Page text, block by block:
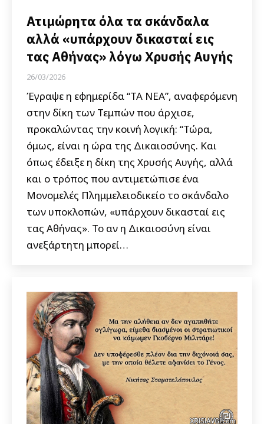
Ατιμώρητα όλα τα σκάνδαλα
αλλά «υπάρχουν δικασταί εις
τας Αθήνας» λόγω Χρυσής Αυγής
26/03/2026
Έγραψε η εφημερίδα “ΤΑ ΝΕΑ”, αναφερόμενη
στην δίκη των Τεμπών που άρχισε,
προκαλώντας την κοινή λογική: “Τώρα,
όμως, είναι η ώρα της Δικαιοσύνης. Και
όπως έδειξε η δίκη της Χρυσής Αυγής, αλλά
και ο τρόπος που αντιμετώπισε ένα
Μονομελές Πλημμελειοδικείο το σκάνδαλο
των υποκλοπών, «υπάρχουν δικασταί εις
τας Αθήνας». Το αν η Δικαιοσύνη είναι
ανεξάρτητη μπορεί…